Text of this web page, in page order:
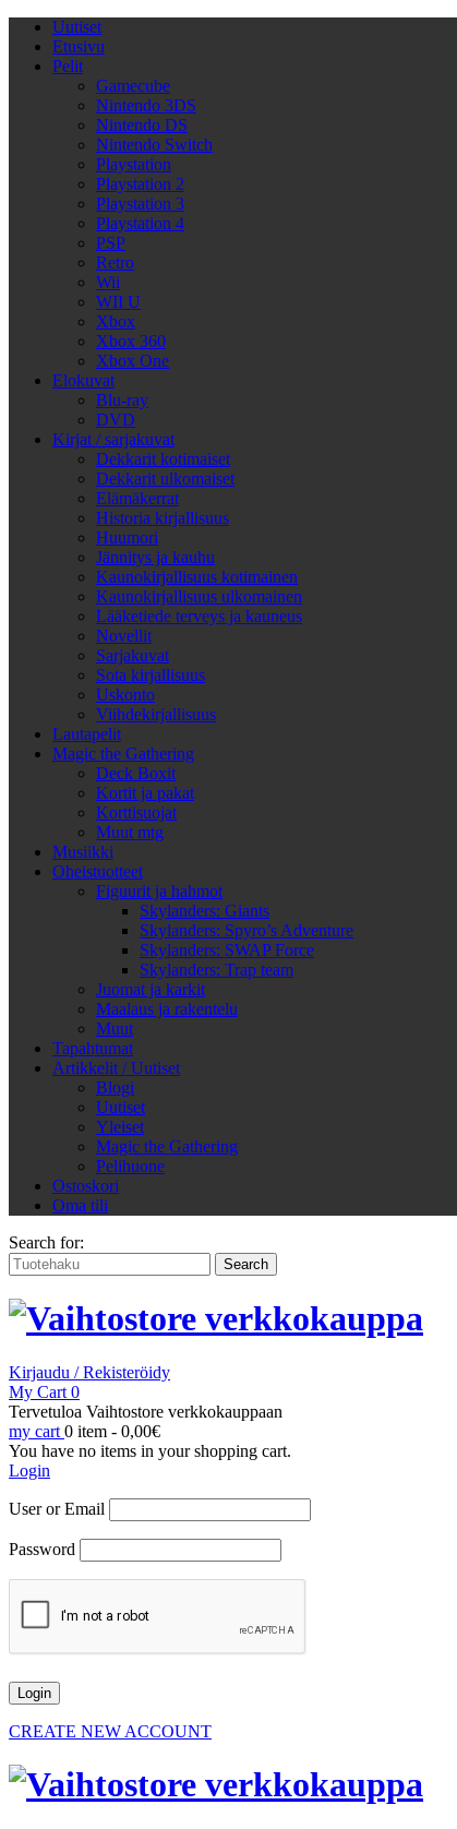
Uutiset
Etusivu
Pelit
Gamecube
Nintendo 3DS
Nintendo DS
Nintendo Switch
Playstation
Playstation 2
Playstation 3
Playstation 4
PSP
Retro
Wii
WII U
Xbox
Xbox 360
Xbox One
Elokuvat
Blu-ray
DVD
Kirjat / sarjakuvat
Dekkarit kotimaiset
Dekkarit ulkomaiset
Elämäkerrat
Historia kirjallisuus
Huumori
Jännitys ja kauhu
Kaunokirjallisuus kotimainen
Kaunokirjallisuus ulkomainen
Lääketiede terveys ja kauneus
Novellit
Sarjakuvat
Sota kirjallisuus
Uskonto
Viihdekirjallisuus
Lautapelit
Magic the Gathering
Deck Boxit
Kortit ja pakat
Korttisuojat
Muut mtg
Musiikki
Oheistuotteet
Figuurit ja hahmot
Skylanders: Giants
Skylanders: Spyro’s Adventure
Skylanders: SWAP Force
Skylanders: Trap team
Juomat ja karkit
Maalaus ja rakentelu
Muut
Tapahtumat
Artikkelit / Uutiset
Blogi
Uutiset
Yleiset
Magic the Gathering
Pelihuone
Ostoskori
Oma tili
Search for:
Kirjaudu / Rekisteröidy
My Cart 0
Tervetuloa Vaihtostore verkkokauppaan
my cart 0 item - 0,00€
You have no items in your shopping cart.
Login
User or Email
Password
CREATE NEW ACCOUNT